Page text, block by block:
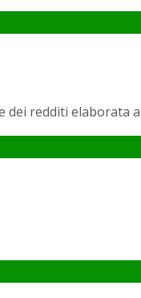
dei redditi elaborata